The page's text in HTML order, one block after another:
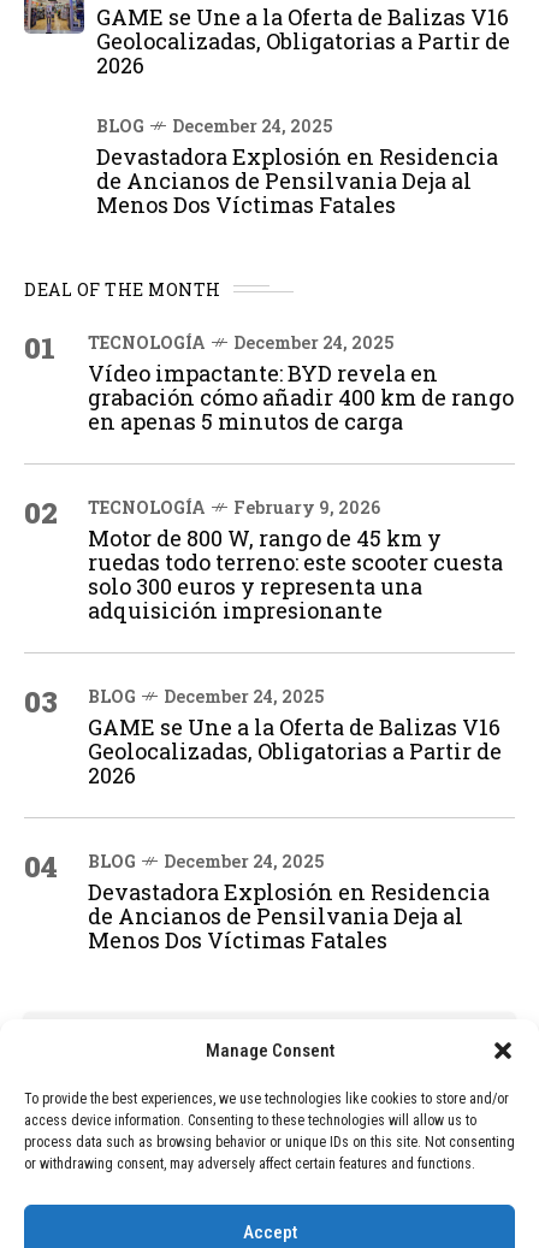
Manage Consent
To provide the best experiences, we use technologies like cookies to store and/or
access device information. Consenting to these technologies will allow us to
process data such as browsing behavior or unique IDs on this site. Not consenting
or withdrawing consent, may adversely affect certain features and functions.
Accept
GAME se Une a la Oferta de Balizas V16
Geolocalizadas, Obligatorias a Partir de
2026
BLOG December 24, 2025
Devastadora Explosión en Residencia
de Ancianos de Pensilvania Deja al
Menos Dos Víctimas Fatales
DEAL OF THE MONTH
01 TECNOLOGÍA December 24, 2025
Vídeo impactante: BYD revela en
grabación cómo añadir 400 km de rango
en apenas 5 minutos de carga
02 TECNOLOGÍA February 9, 2026
Motor de 800 W, rango de 45 km y
ruedas todo terreno: este scooter cuesta
solo 300 euros y representa una
adquisición impresionante
03 BLOG December 24, 2025
GAME se Une a la Oferta de Balizas V16
Geolocalizadas, Obligatorias a Partir de
2026
04 BLOG December 24, 2025
Devastadora Explosión en Residencia
de Ancianos de Pensilvania Deja al
Menos Dos Víctimas Fatales